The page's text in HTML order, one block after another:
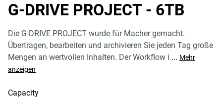
G-DRIVE PROJECT - 6TB
Die G-DRIVE PROJECT wurde für Macher gemacht.
Übertragen, bearbeiten und archivieren Sie jeden Tag große
Mengen an wertvollen Inhalten. Der Workflow i ... Mehr
anzeigen
Capacity